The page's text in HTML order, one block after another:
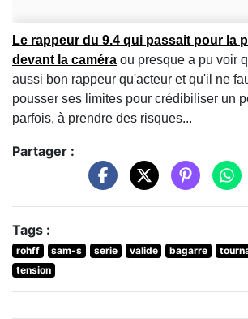
Le rappeur du 9.4 qui passait pour la
devant la caméra ou presque a pu voir
aussi bon rappeur qu'acteur et qu'il ne
pousser ses limites pour crédibiliser un
parfois, à prendre des risques...
Partager :
Tags :
rohff sam-s serie valide bagarre
tension